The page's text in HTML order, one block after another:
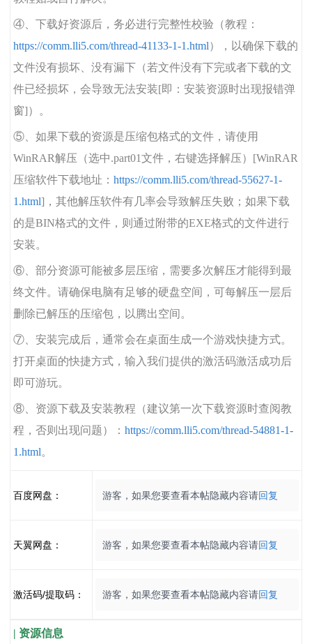
④、下载好资源后，务必进行完整性校验（教程：
https://comm.lli5.com/thread-41133-1-1.html），以确保下载的
文件没有损坏、没有漏下（若文件没有下完或者下载的文
件已经损坏，会导致无法安装[即：安装资源时出现报错弹
窗]）。
⑤、如果下载的资源是压缩包格式的文件，请使用
WinRAR解压（选中.part01文件，右键选择解压）[WinRAR
压缩软件下载地址： https://comm.lli5.com/thread-55627-1-
1.html]，其他解压软件有几率会导致解压失败；如果下载
的是BIN格式的文件，则通过附带的EXE格式的文件进行
安装。
⑥、部分资源可能被多层压缩，需要多次解压才能得到最
终文件。请确保电脑有足够的硬盘空间，可每解压一层后
删除已解压的压缩包，以腾出空间。
⑦、安装完成后，通常会在桌面生成一个游戏快捷方式。
打开桌面的快捷方式，输入我们提供的激活码激活成功后
即可游玩。
⑧、资源下载及安装教程（建议第一次下载资源时查阅教
程，否则出现问题）： https://comm.lli5.com/thread-54881-1-
1.html。
百度网盘： 游客，如果您要查看本帖隐藏内容请回复
天翼网盘： 游客，如果您要查看本帖隐藏内容请回复
激活码/提取码： 游客，如果您要查看本帖隐藏内容请回复
| 资源信息